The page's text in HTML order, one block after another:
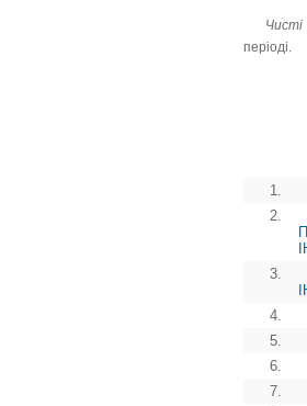
Чисті
періоді.
1.
2.
3.
4.
5.
6.
7.